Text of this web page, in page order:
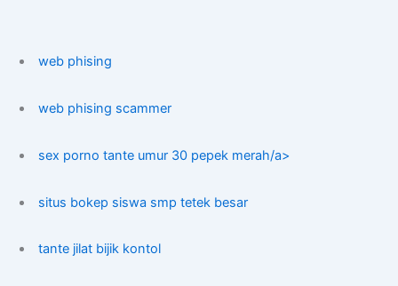
web phising
web phising scammer
sex porno tante umur 30 pepek merah/a>
situs bokep siswa smp tetek besar
tante jilat bijik kontol